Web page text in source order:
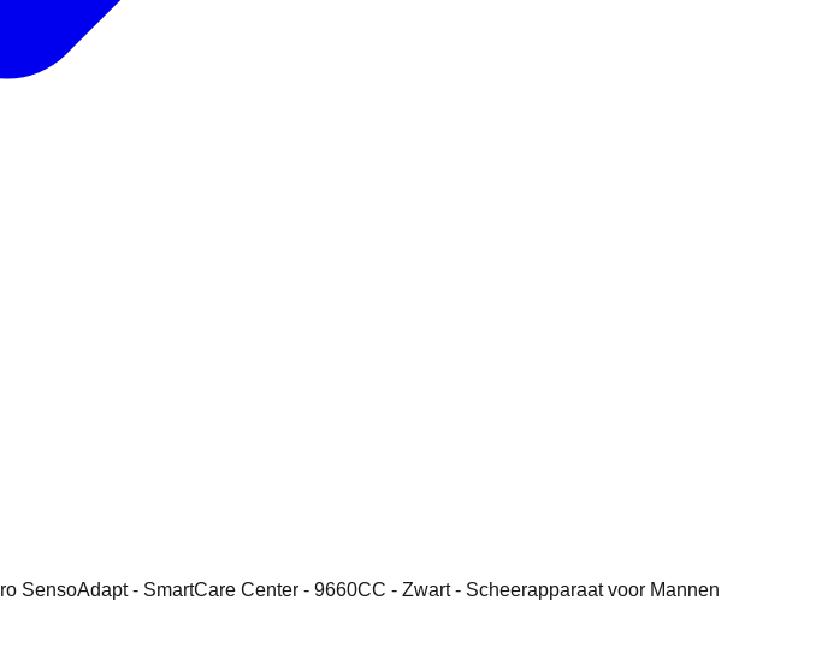
SensoAdapt - SmartCare Center - 9660CC - Zwart - Scheerapparaat voor Mannen